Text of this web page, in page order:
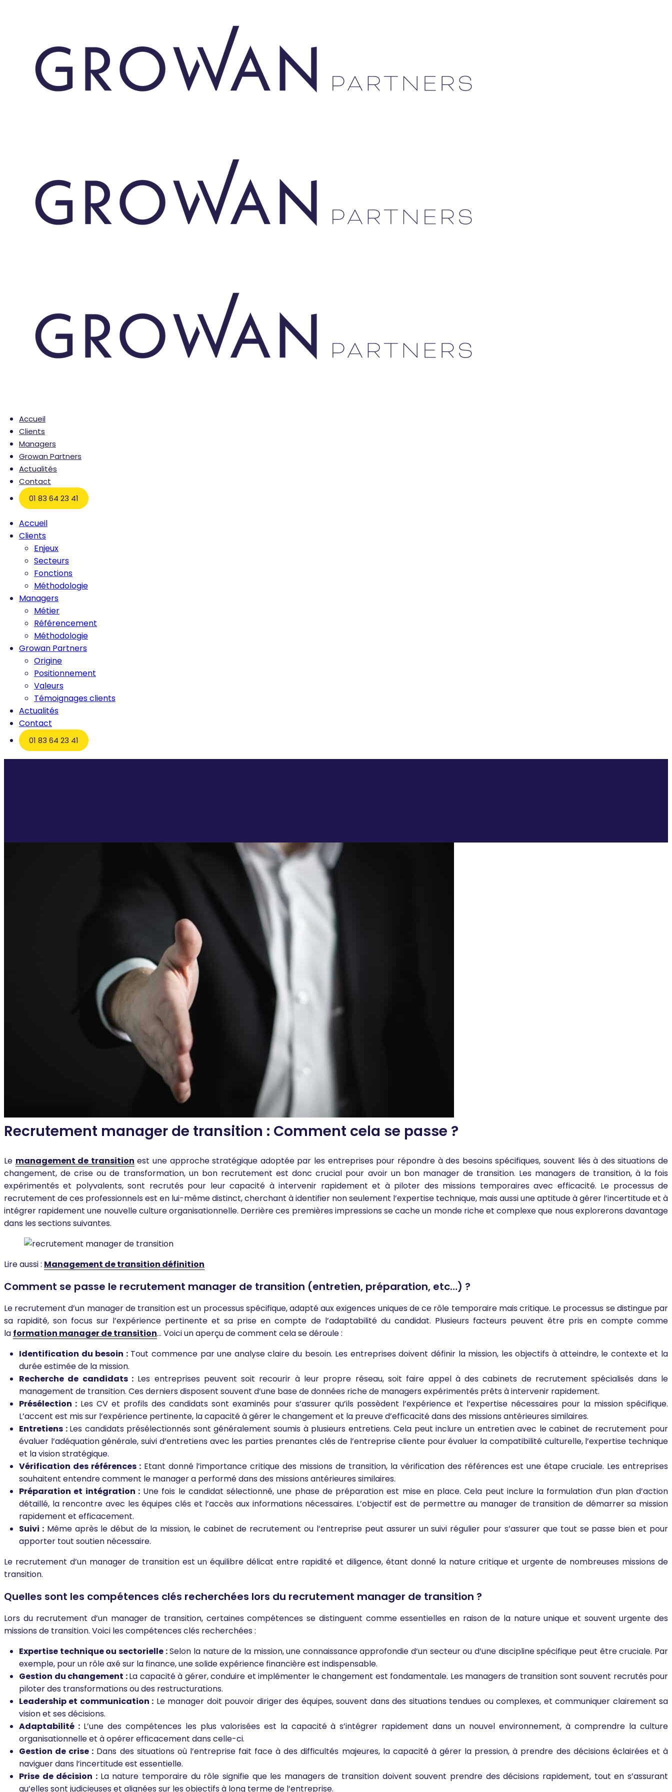
Accueil
Clients
Managers
Growan Partners
Actualités
Contact
01 83 64 23 41
Accueil
Clients
Enjeux
Secteurs
Fonctions
Méthodologie
Managers
Métier
Référencement
Méthodologie
Growan Partners
Origine
Positionnement
Valeurs
Témoignages clients
Actualités
Contact
01 83 64 23 41
Recrutement manager de transition : Comment cela se passe ?
Le management de transition est une approche stratégique adoptée par les entreprises pour répondre à des besoins spécifiques, souvent liés à des situations de
changement, de crise ou de transformation, un bon recrutement est donc crucial pour avoir un bon manager de transition. Les managers de transition, à la fois
expérimentés et polyvalents, sont recrutés pour leur capacité à intervenir rapidement et à piloter des missions temporaires avec efficacité. Le processus de
recrutement de ces professionnels est en lui-même distinct, cherchant à identifier non seulement l’expertise technique, mais aussi une aptitude à gérer l’incertitude et à
intégrer rapidement une nouvelle culture organisationnelle. Derrière ces premières impressions se cache un monde riche et complexe que nous explorerons davantage
dans les sections suivantes.
Lire aussi : Management de transition définition
Comment se passe le recrutement manager de transition (entretien, préparation, etc…) ?
Le recrutement d’un manager de transition est un processus spécifique, adapté aux exigences uniques de ce rôle temporaire mais critique. Le processus se distingue par
sa rapidité, son focus sur l’expérience pertinente et sa prise en compte de l’adaptabilité du candidat. Plusieurs facteurs peuvent être pris en compte comme
la formation manager de transition… Voici un aperçu de comment cela se déroule :
Identification du besoin :Tout commence par une analyse claire du besoin. Les entreprises doivent définir la mission, les objectifs à atteindre, le contexte et la
durée estimée de la mission.
Recherche de candidats :Les entreprises peuvent soit recourir à leur propre réseau, soit faire appel à des cabinets de recrutement spécialisés dans le
management de transition. Ces derniers disposent souvent d’une base de données riche de managers expérimentés prêts à intervenir rapidement.
Présélection : Les CV et profils des candidats sont examinés pour s’assurer qu’ils possèdent l’expérience et l’expertise nécessaires pour la mission spécifique.
L’accent est mis sur l’expérience pertinente, la capacité à gérer le changement et la preuve d’efficacité dans des missions antérieures similaires.
Entretiens : Les candidats présélectionnés sont généralement soumis à plusieurs entretiens. Cela peut inclure un entretien avec le cabinet de recrutement pour
évaluer l’adéquation générale, suivi d’entretiens avec les parties prenantes clés de l’entreprise cliente pour évaluer la compatibilité culturelle, l’expertise technique
et la vision stratégique.
Vérification des références :Etant donné l’importance critique des missions de transition, la vérification des références est une étape cruciale. Les entreprises
souhaitent entendre comment le manager a performé dans des missions antérieures similaires.
Préparation et intégration :Une fois le candidat sélectionné, une phase de préparation est mise en place. Cela peut inclure la formulation d’un plan d’action
détaillé, la rencontre avec les équipes clés et l’accès aux informations nécessaires. L’objectif est de permettre au manager de transition de démarrer sa mission
rapidement et efficacement.
Suivi :Même après le début de la mission, le cabinet de recrutement ou l’entreprise peut assurer un suivi régulier pour s’assurer que tout se passe bien et pour
apporter tout soutien nécessaire.
Le recrutement d’un manager de transition est un équilibre délicat entre rapidité et diligence, étant donné la nature critique et urgente de nombreuses missions de
transition.
Quelles sont les compétences clés recherchées lors du recrutement manager de transition ?
Lors du recrutement d’un manager de transition, certaines compétences se distinguent comme essentielles en raison de la nature unique et souvent urgente des
missions de transition. Voici les compétences clés recherchées :
Expertise technique ou sectorielle :Selon la nature de la mission, une connaissance approfondie d’un secteur ou d’une discipline spécifique peut être cruciale. Par
exemple, pour un rôle axé sur la finance, une solide expérience financière est indispensable.
Gestion du changement :La capacité à gérer, conduire et implémenter le changement est fondamentale. Les managers de transition sont souvent recrutés pour
piloter des transformations ou des restructurations.
Leadership et communication : Le manager doit pouvoir diriger des équipes, souvent dans des situations tendues ou complexes, et communiquer clairement sa
vision et ses décisions.
Adaptabilité : L’une des compétences les plus valorisées est la capacité à s’intégrer rapidement dans un nouvel environnement, à comprendre la culture
organisationnelle et à opérer efficacement dans celle-ci.
Gestion de crise : Dans des situations où l’entreprise fait face à des difficultés majeures, la capacité à gérer la pression, à prendre des décisions éclairées et à
naviguer dans l’incertitude est essentielle.
Prise de décision : La nature temporaire du rôle signifie que les managers de transition doivent souvent prendre des décisions rapidement, tout en s’assurant
qu’elles sont judicieuses et alignées sur les objectifs à long terme de l’entreprise.